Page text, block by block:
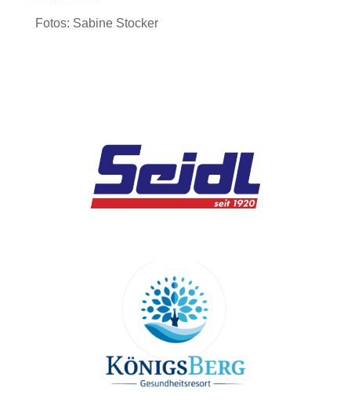
Fotos: Sabine Stocker